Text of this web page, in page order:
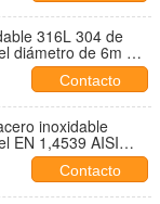
316L 304 de
diámetro de 6m m -
Contacto
inoxidable
EN 1,4539 AISI
Contacto